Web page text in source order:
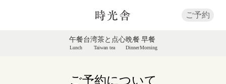
ご予約
午餐
Lunch
台湾茶と点心
Taiwan tea
晩餐
Dinner
早餐
Morning
ご予約について